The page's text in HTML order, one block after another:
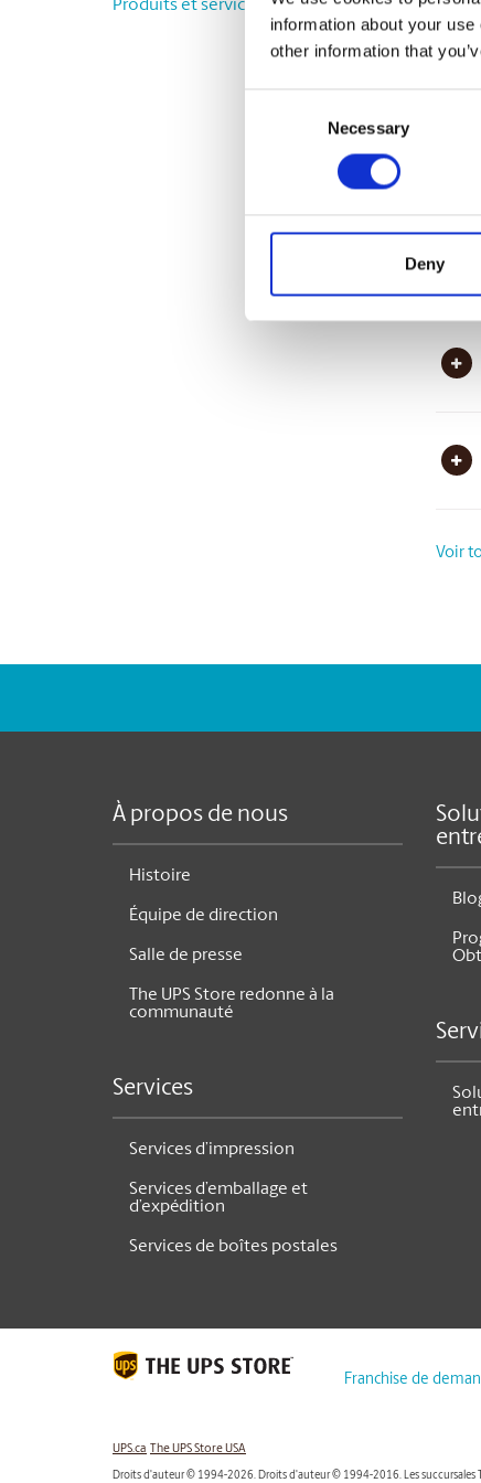
information about your
other information that
Necessary
Deny
Petit
Voir
Produits et services complémentaires
À propos de nous
Histoire
Équipe de direction
Salle de presse
The UPS Store redonne à la
communauté
Services
Services d’impression
Services d’emballage et
d’expédition
Services de boîtes postales
Franchise de
UPS.ca The UPS Store USA
Droits d'auteur © 1994-2026. Droits d'auteur © 1994-2016. Les succursales